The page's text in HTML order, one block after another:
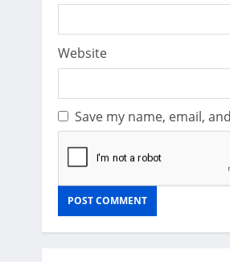
Website
Save my name, email,